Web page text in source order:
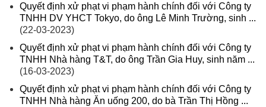
Quyết định xử phạt vi phạm hành chính đối với Công ty
TNHH DV YHCT Tokyo, do ông Lê Minh Trường, sinh ...
(22-03-2023)
Quyết định xử phạt vi phạm hành chính đối với Công ty
TNHH Nhà hàng T&T, do ông Trần Gia Huy, sinh năm ...
(16-03-2023)
Quyết định xử phạt vi phạm hành chính đối với Công ty
TNHH Nhà hàng Ăn uống 200, do bà Trần Thị Hồng ...